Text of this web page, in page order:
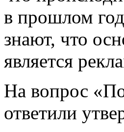
в прошлом
знают, что
является
На вопрос
ответили